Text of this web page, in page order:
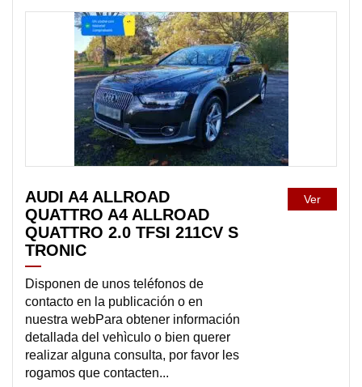
DISPONIBLE
AUDI A4 ALLROAD
QUATTRO A4 ALLROAD
QUATTRO 2.0 TFSI 211CV S
TRONIC
Disponen de unos teléfonos de
contacto en la publicación o en
nuestra webPara obtener información
detallada del vehìculo o bien querer
realizar alguna consulta, por favor les
rogamos que contacten...
Ver